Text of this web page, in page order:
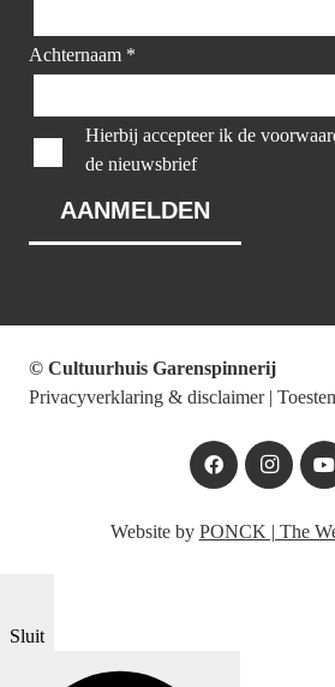
Achternaam *
Hierbij accepteer ik de
de nieuwsbrief
© Cultuurhuis Garenspinnerij
Privacyverklaring & disclaimer|
Website by PONCK | The
Sluit